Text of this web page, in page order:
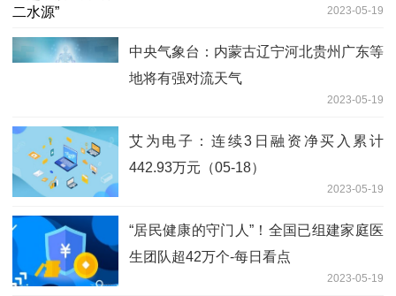
2023-05-19
中央气象台：内蒙古辽宁河北贵州广东等
地将有强对流天气
2023-05-19
艾为电子：连续3日融资净买入累计
442.93万元（05-18）
2023-05-19
“居民健康的守门人”！全国已组建家庭医
生团队超42万个-每日看点
2023-05-19